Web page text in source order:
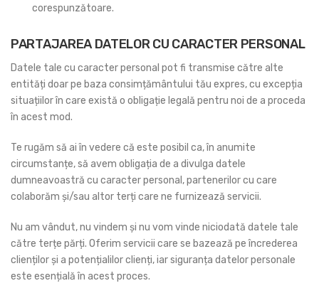
corespunzătoare.
PARTAJAREA DATELOR CU CARACTER PERSONAL
Datele tale cu caracter personal pot fi transmise către alte
entități doar pe baza consimțământului tău expres, cu excepția
situațiilor în care există o obligație legală pentru noi de a proceda
în acest mod.
Te rugăm să ai în vedere că este posibil ca, în anumite
circumstanțe, să avem obligația de a divulga datele
dumneavoastră cu caracter personal, partenerilor cu care
colaborăm și/sau altor terți care ne furnizează servicii.
Nu am vândut, nu vindem și nu vom vinde niciodată datele tale
către terțe părți. Oferim servicii care se bazează pe încrederea
clienților și a potențialilor clienți, iar siguranța datelor personale
este esențială în acest proces.